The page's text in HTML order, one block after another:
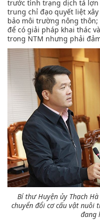
trước tình trạng dịch tả lợn
trung chỉ đạo quyết liệt
bảo môi trường nông
để có giải pháp khai thác
trong NTM nhưng phải
Bí thư Huyện ủy Thạch
chuyển đổi cơ cấu vật nuôi
đang